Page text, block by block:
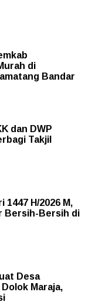
di
Bandar
dan DWP
Takjil
1447 H/2026 M,
Bersih-Bersih di
Desa
Maraja,